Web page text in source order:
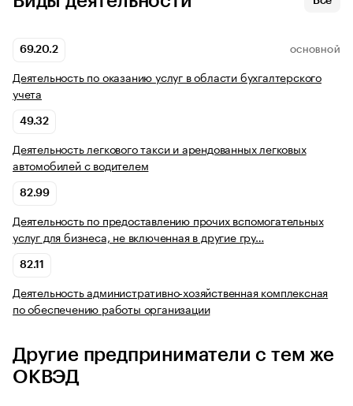
69.20.2 ОСНОВНОЙ
Деятельность по оказанию услуг в области бухгалтерского
учета
49.32
Деятельность легкового такси и арендованных легковых
автомобилей с водителем
82.99
Деятельность по предоставлению прочих вспомогательных
услуг для бизнеса, не включенная в другие гру…
82.11
Деятельность административно-хозяйственная комплексная
по обеспечению работы организации
Другие предприниматели с тем же
ОКВЭД